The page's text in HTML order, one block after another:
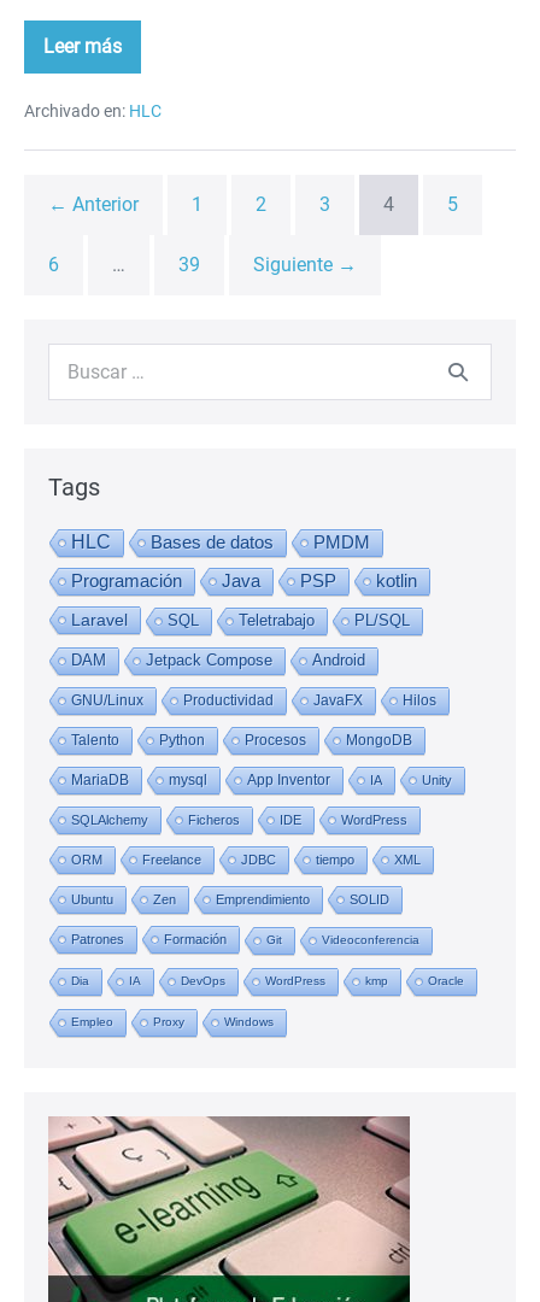
Leer másRepositorios
de
aplicación
Archivado en: HLC
← Anterior 1 2 3 4 5
6 … 39 Siguiente →
Tags
HLC Bases de datos
PMDM
Programación
Java PSP
kotlin
Laravel
SQL Teletrabajo PL/SQL
DAM Jetpack Compose Android
GNU/Linux Productividad JavaFX Hilos
Talento Python Procesos MongoDB
MariaDB mysql App Inventor IA Unity
SQLAlchemy Ficheros IDE WordPress
ORM Freelance JDBC tiempo XML
Ubuntu Zen Emprendimiento SOLID
Patrones Formación Git Videoconferencia
Dia IA DevOps WordPress kmp Oracle
Empleo Proxy Windows